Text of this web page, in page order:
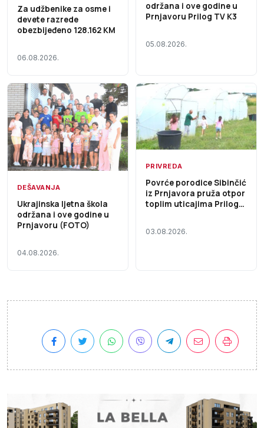
Za udžbenike za osme i
devete razrede
obezbijeđeno 128.162 KM
06.08.2026.
održana i ove godine u
Prnjavoru Prilog TV K3
05.08.2026.
DEŠAVANJA
Ukrajinska ljetna škola
održana i ove godine u
Prnjavoru (FOTO)
04.08.2026.
PRIVREDA
Povrće porodice Sibinčić
iz Prnjavora pruža otpor
toplim uticajima Prilog
03.08.2026.